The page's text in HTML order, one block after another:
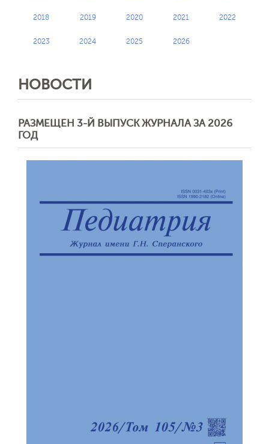
2018 2019 2020 2021 2022
2023 2024 2025 2026
НОВОСТИ
РАЗМЕЩЕН 3-Й ВЫПУСК ЖУРНАЛА ЗА 2026
ГОД